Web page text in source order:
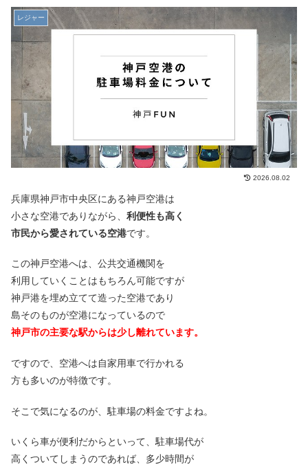
レジャー
2026.08.02
兵庫県神戸市中央区にある神戸空港は
小さな空港でありながら、 利便性も高く
市民から愛されている空港です。
この神戸空港へは、公共交通機関を
利用していくことはもちろん可能ですが
神戸港を埋め立てて造った空港であり
島そのものが空港になっているので
神戸市の主要な駅からは少し離れています。
ですので、空港へは自家用車で行かれる
方も多いのが特徴です。
そこで気になるのが、駐車場の料金ですよね。
いくら車が便利だからといって、駐車場代が
高くついてしまうのであれば、多少時間が